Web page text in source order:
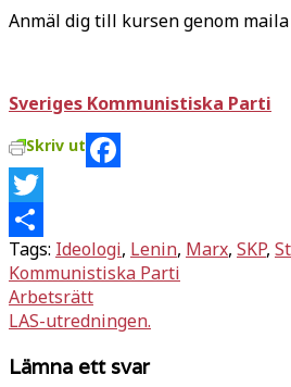
Anmäl dig till kursen genom
Sveriges Kommunistiska Parti
Skriv ut
Facebook
Twitter
Dela
Tags: Ideologi, Lenin, Marx, SKP,
Kommunistiska Parti
Inläggsnavigering
Arbetsrätt
LAS-utredningen.
Lämna ett svar